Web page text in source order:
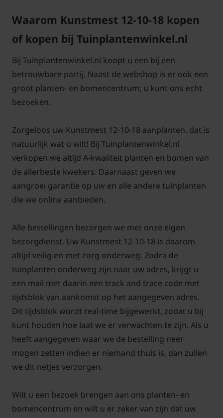
Waarom Kunstmest 12-10-18 kopen
of kopen bij Tuinplantenwinkel.nl
Bij Tuinplantenwinkel.nl koopt u een bij een
betrouwbare partij. Naast de webshop is er ook een
groot planten- en bomencentrum; u kunt ons echt
bezoeken.
Zorgeloos uw Kunstmest 12-10-18 aanplanten, dat is
natuurlijk wat u wilt! Bij Tuinplantenwinkel.nl
verkopen we altijd A-kwaliteit planten en bomen van
de allerbeste kwekers. Daarnaast geven we
aangroei garantie op uw en alle andere tuinplanten
die we online aanbieden.
Alle bestellingen bezorgen we met onze eigen
bezorgdienst. Uw Kunstmest 12-10-18 is daarom
altijd veilig en met zorg onderweg. Zodra de
tuinplanten onderweg zijn naar uw adres, krijgt u
een mail met daarin een track and trace code met
tijdsblok van aankomst op het aangegeven adres.
Dit tijdsblok wordt real-time bijgewerkt, zodat u bij
kunt houden hoe laat we er verwachten te zijn. Als u
heeft aangegeven waar we de bestelling neer
mogen zetten indien er niemand thuis is, dan zullen
we dit netjes verzorgen.
Wilt u een bezoek brengen aan ons planten- en
bomencentrum en wilt u er zeker van zijn dat uw